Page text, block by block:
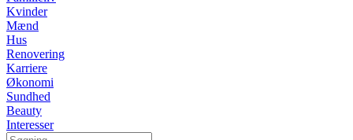
Kvinder
Mænd
Hus
Renovering
Karriere
Økonomi
Sundhed
Beauty
Interesser